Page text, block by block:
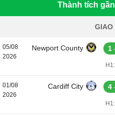
Thành tích
GIAO
05/08
2026
Newport County 1
01/08
2026
Cardiff City 4